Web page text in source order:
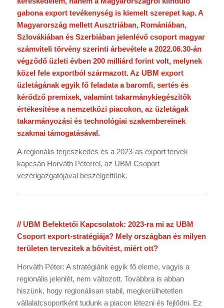
gabona export tevékenység is kiemelt szerepet kap. A
Magyarország mellett Ausztriában, Romániában,
Szlovákiában és Szerbiában jelenlévő csoport magyar
számviteli törvény szerinti árbevétele a 2022.06.30-án
végződő üzleti évben 200 milliárd forint volt, melynek
közel fele exportból származott. Az UBM export
üzletágának egyik fő feladata a baromfi, sertés és
kérődző premixek, valamint takarmánykiegészítők
értékesítése a nemzetközi piacokon, az üzletágak
takarmányozási és technológiai szakembereinek
szakmai támogatásával.
A regionális terjeszkedés és a 2023-as export tervek
kapcsán Horváth Péterrel, az UBM Csoport
vezérigazgatójával beszélgettünk.
// UBM Befektetői Kapcsolatok: 2023-ra mi az UBM
Csoport export-stratégiája? Mely országban és milyen
területen tervezitek a bővítést, miért ott?
Horváth Péter: A stratégiánk egyik fő eleme, vagyis a
regionális jelenlét, nem változott. Továbbra is abban
hiszünk, hogy regionálisan stabil, megkerülhetetlen
vállalatcsoportként tudunk a piacon létezni és fejlődni. Ez